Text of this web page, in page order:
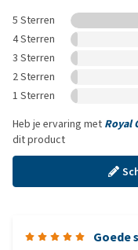
5 Sterren
4 Sterren
3 Sterren
2 Sterren
1 Sterren
Heb je ervaring met Royal
dit product
Goede